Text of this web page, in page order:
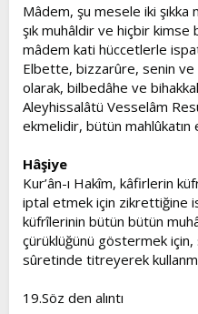
Mâdem, şu mesele iki şıkka
şık muhâldir ve hiçbir kimse
mâdem kati hüccetlerle
Elbette, bizzarûre, senin ve
olarak, bilbedâhe ve
Aleyhissalâtü Vesselâm
ekmelidir, bütün mahlûkatın
Hâşiye
Kur’ân-ı Hakîm, kâfirlerin
iptal etmek için zikrettiğine
küfrîlerinin bütün bütün
çürüklüğünü göstermek için,
sûretinde titreyerek
19.Söz den alıntı